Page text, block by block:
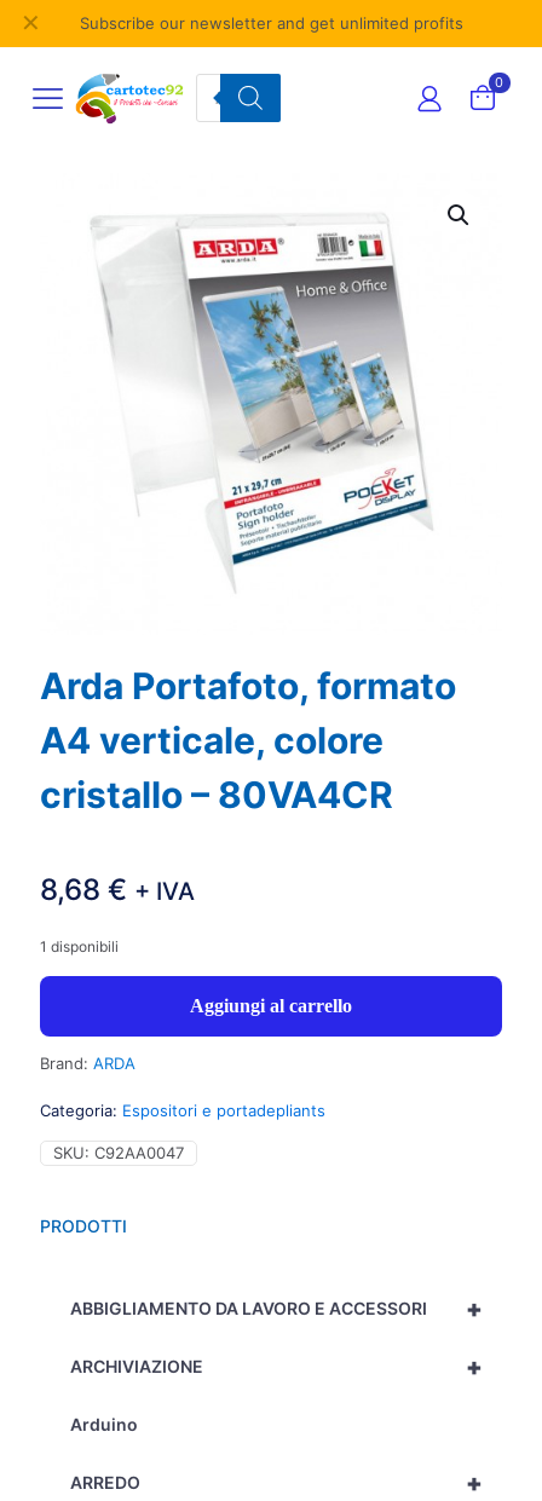
Subscribe our newsletter and get unlimited profits
✕
Products
search
0
PRODOTTI
+
ABBIGLIAMENTO DA LAVORO E ACCESSORI
+
ARCHIVIAZIONE
Arduino
+
ARREDO
Arda Portafoto, formato
A4 verticale, colore
cristallo – 80VA4CR
8,68 € + IVA
1 disponibili
Aggiungi al carrello
Brand: ARDA
Categoria: Espositori e portadepliants
SKU: C92AA0047